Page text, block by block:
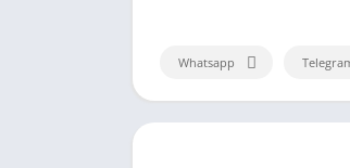
Whatsapp